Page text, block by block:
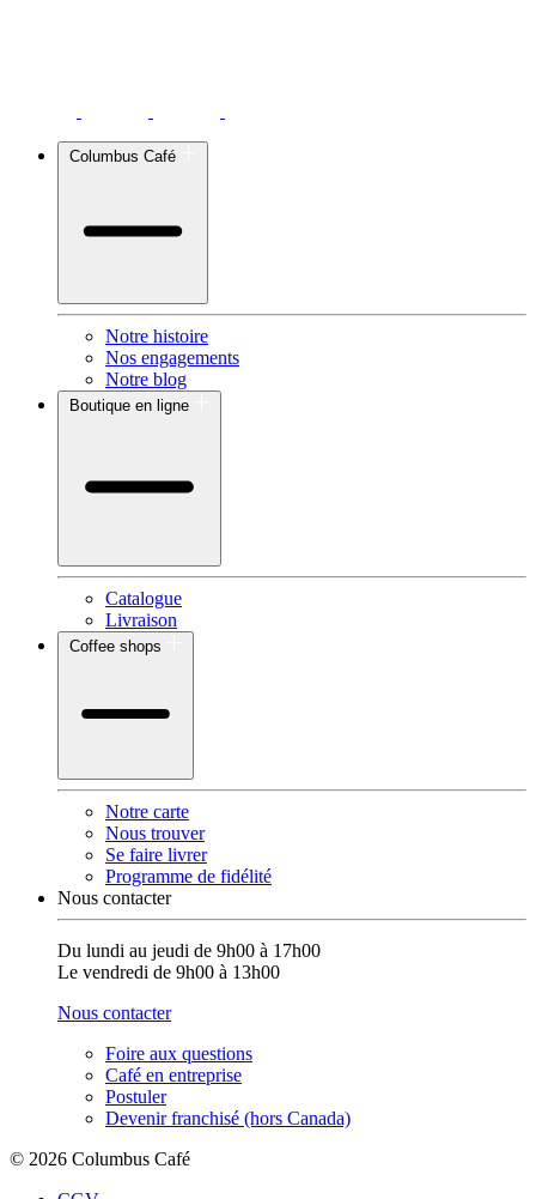
Columbus Café
Notre histoire
Nos engagements
Notre blog
Boutique en ligne
Catalogue
Livraison
Coffee shops
Notre carte
Nous trouver
Se faire livrer
Programme de fidélité
Nous contacter
Du lundi au jeudi de 9h00 à 17h00
Le vendredi de 9h00 à 13h00
Nous contacter
Foire aux questions
Café en entreprise
Postuler
Devenir franchisé (hors Canada)
© 2026 Columbus Café